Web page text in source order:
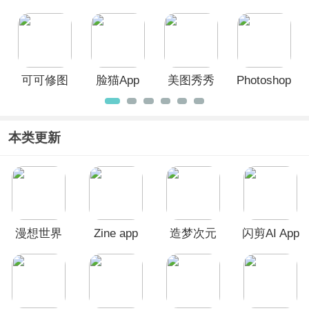
可可修图
脸猫App
美图秀秀
官方版
Photoshop
本类更新
漫想世界
Zine app
造梦次元
闪剪AI App